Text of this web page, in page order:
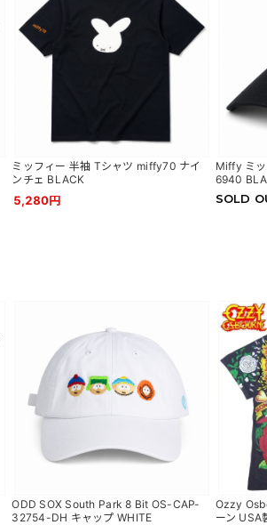
ミッフィー 半袖 Tシャツ miffy70 ナイ
ンチェ BLACK
5,280円
Miffy ミ
6940
SOLD
ODD SOX South Park 8 Bit OS-CAP-
32754-DH キャップ WHITE
Ozzy
ーン USA